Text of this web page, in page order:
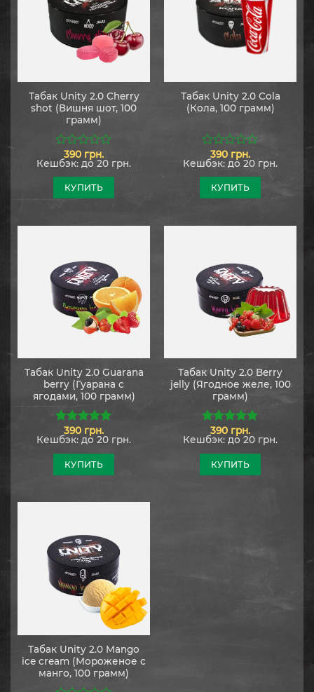
Табак Unity 2.0 Cherry
shot (Вишня шот, 100
грамм)
из
5
390 грн.
Кешбэк: до 20 грн.
КУПИТЬ
Табак Unity 2.0 Cola
(Кола, 100 грамм)
из
5
390 грн.
Кешбэк: до 20 грн.
КУПИТЬ
Табак Unity 2.0 Guarana
berry (Гуарана с
ягодами, 100 грамм)
5.00из 5
390 грн.
Кешбэк: до 20 грн.
КУПИТЬ
Табак Unity 2.0 Berry
jelly (Ягодное желе, 100
грамм)
5.00из 5
390 грн.
Кешбэк: до 20 грн.
КУПИТЬ
Табак Unity 2.0 Mango
ice cream (Мороженое с
манго, 100 грамм)